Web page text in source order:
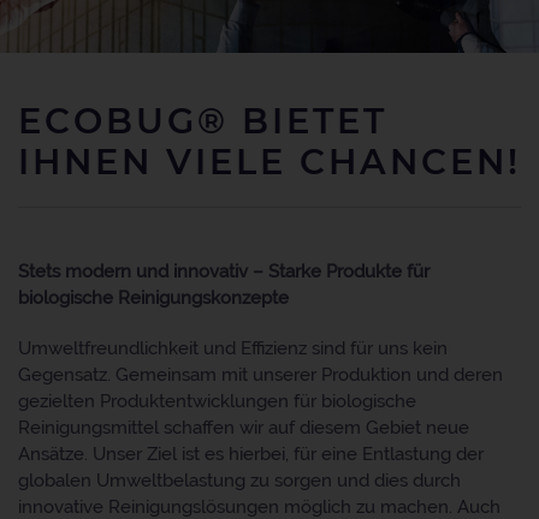
ECOBUG® BIETET
IHNEN VIELE CHANCEN!
Stets modern und innovativ – Starke Produkte für
biologische Reinigungskonzepte
Umweltfreundlichkeit und Effizienz sind für uns kein
Gegensatz. Gemeinsam mit unserer Produktion und deren
gezielten Produktentwicklungen für biologische
Reinigungsmittel schaffen wir auf diesem Gebiet neue
Ansätze. Unser Ziel ist es hierbei, für eine Entlastung der
globalen Umweltbelastung zu sorgen und dies durch
innovative Reinigungslösungen möglich zu machen. Auch